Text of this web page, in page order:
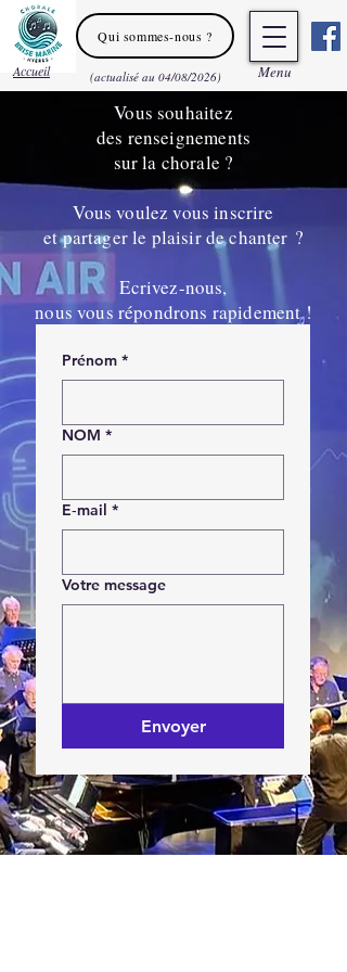
Qui sommes-nous ?
(actualisé au 04/08/2026)
Accueil Menu
Vous souhaitez
des renseignements
sur la chorale ?
Vous voulez vous inscrire
et partager le plaisir de chanter ?
Ecrivez-nous,
nous vous répondrons rapidement !
Prénom *
NOM *
E‑mail *
Votre message
Envoyer